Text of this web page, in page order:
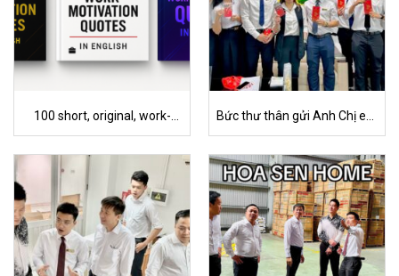
100 short, original, work-
motivation quotes in English
Bức thư thân gửi Anh Chị em
phòng R&D chào Xuân 2025